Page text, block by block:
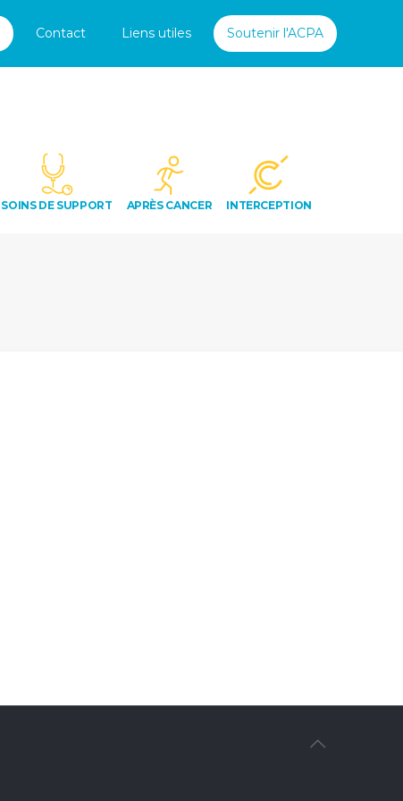
Contact Liens utiles Soutenir l'ACPA
SOINS DE SUPPORT APRÈS CANCER INTERCEPTION